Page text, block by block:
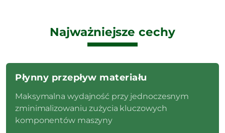
Najważniejsze cechy
Płynny przepływ materiału
Maksymalna wydajność przy jednoczesnym
zminimalizowaniu zużycia kluczowych
komponentów maszyny